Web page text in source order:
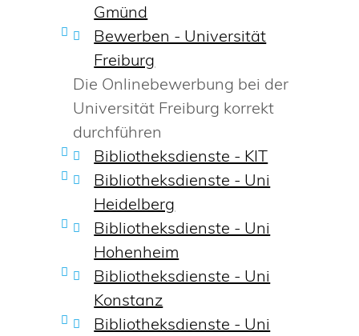
Gmünd
Bewerben - Universität
Freiburg
Die Onlinebewerbung bei der
Universität Freiburg korrekt
durchführen
Bibliotheksdienste - KIT
Bibliotheksdienste - Uni
Heidelberg
Bibliotheksdienste - Uni
Hohenheim
Bibliotheksdienste - Uni
Konstanz
Bibliotheksdienste - Uni